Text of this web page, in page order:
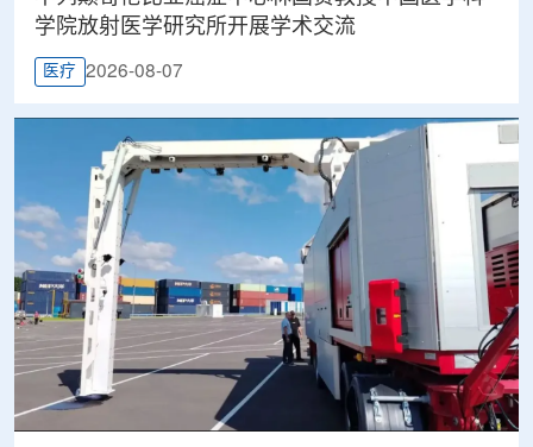
学院放射医学研究所开展学术交流
医疗 2026-08-07